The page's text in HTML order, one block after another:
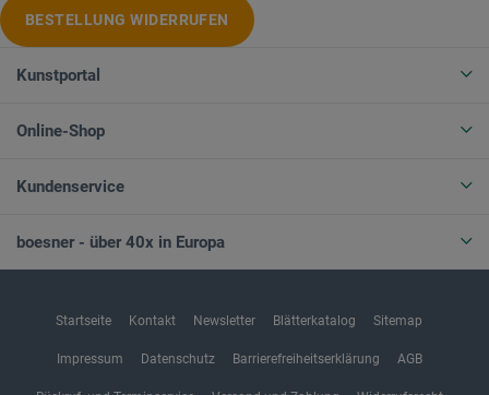
BESTELLUNG WIDERRUFEN
Kunstportal
Online-Shop
Kundenservice
boesner - über 40x in Europa
Startseite Kontakt Newsletter Blätterkatalog Sitemap
Impressum Datenschutz Barrierefreiheitserklärung AGB